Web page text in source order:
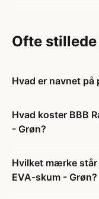
Ofte
Hvad er navnet på
Hvad koster BBB
- Grøn?
Hvilket mærke står
EVA-skum - Grøn?